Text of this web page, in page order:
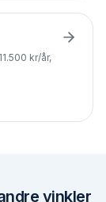
kr/år,
vinkler